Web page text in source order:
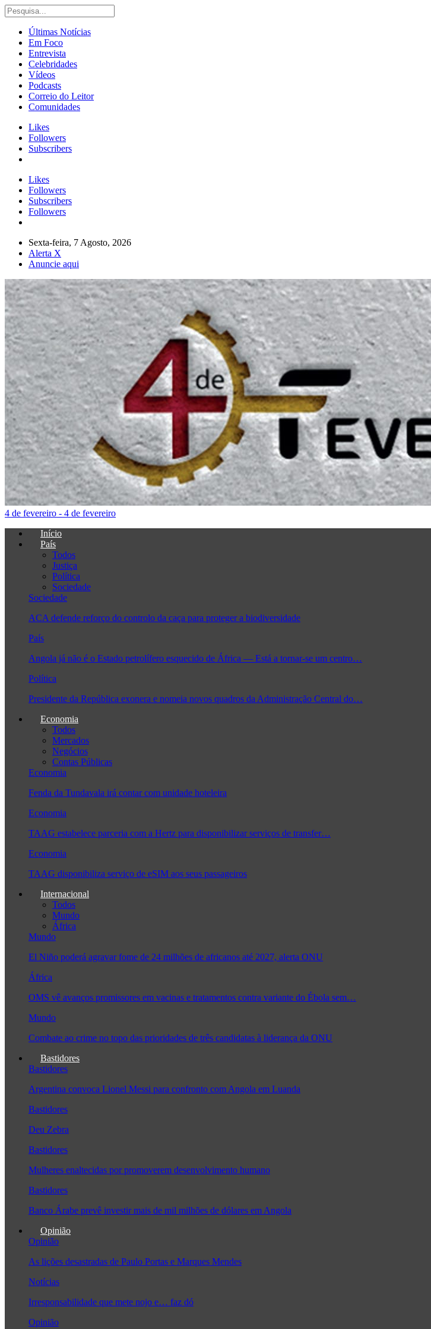
Últimas Notícias
Em Foco
Entrevista
Celebridades
Vídeos
Podcasts
Correio do Leitor
Comunidades
Likes
Followers
Subscribers
Likes
Followers
Subscribers
Followers
Sexta-feira, 7 Agosto, 2026
Alerta X
Anuncie aqui
4 de fevereiro - 4 de fevereiro
Início
País
Todos
Justiça
Política
Sociedade
Sociedade
ACA defende reforço do controlo da caça para proteger a biodiversidade
País
Angola já não é o Estado petrolífero esquecido de África — Está a tornar-se um centro…
Política
Presidente da República exonera e nomeia novos quadros da Administração Central do…
Economia
Todos
Mercados
Negócios
Contas Públicas
Economia
Fenda da Tundavala irá contar com unidade hoteleira
Economia
TAAG estabelece parceria com a Hertz para disponibilizar serviços de transfer…
Economia
TAAG disponibiliza serviço de eSIM aos seus passageiros
Internacional
Todos
Mundo
África
Mundo
El Niño poderá agravar fome de 24 milhões de africanos até 2027, alerta ONU
África
OMS vê avanços promissores em vacinas e tratamentos contra variante do Ébola sem…
Mundo
Combate ao crime no topo das prioridades de três candidatas à liderança da ONU
Bastidores
Bastidores
Argentina convoca Lionel Messi para confronto com Angola em Luanda
Bastidores
Deu Zebra
Bastidores
Mulheres enaltecidas por promoverem desenvolvimento humano
Bastidores
Banco Árabe prevê investir mais de mil milhões de dólares em Angola
Opinião
Opinião
As lições desastradas de Paulo Portas e Marques Mendes
Notícias
Irresponsabilidade que mete nojo e… faz dó
Opinião